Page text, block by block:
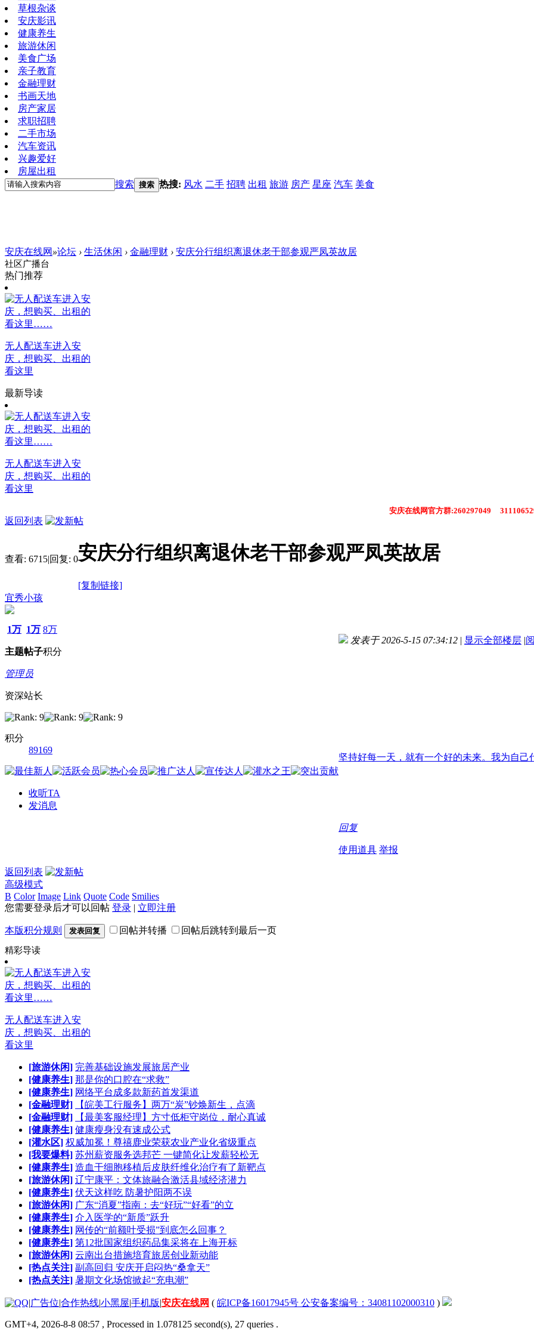
草根杂谈
安庆影讯
健康养生
旅游休闲
美食广场
亲子教育
金融理财
书画天地
房产家居
求职招聘
二手市场
汽车资讯
兴趣爱好
房屋出租
搜索 搜索 热搜: 风水 二手 招聘 出租 旅游 房产 星座 汽车 美食
安庆在线网 »论坛 › 生活休闲 › 金融理财 › 安庆分行组织离退休老干部参观严凤英故居
社区广播台
热门推荐
无人配送车进入安
庆，想购买、出租的
看这里
最新导读
无人配送车进入安
庆，想购买、出租的
看这里
安庆在线网官方群:260297049 311106529
返回列表
查看: 6715|回复: 0安庆分行组织离退休老干部参观严凤英故居
[复制链接]
宜秀小孩
1万
主题
1万
帖子
8万
积分
管理员
资深站长
积分
89169
收听TA
发消息
发表于 2026-5-15 07:34:12 | 显示全部楼层 |
坚持好每一天，就有一个好的未来。我为自己
回复
使用道具 举报
返回列表
高级模式
B Color Image Link Quote Code Smilies
您需要登录后才可以回帖 登录 | 立即注册
本版积分规则 发表回复 回帖并转播 回帖后跳转到最后一页
精彩导读
无人配送车进入安
庆，想购买、出租的
看这里
[旅游休闲] 完善基础设施发展旅居产业
[健康养生] 那是你的口腔在“求救”
[健康养生] 网络平台成多款新药首发渠道
[金融理财]
【皖美工行服务】两万“炭”钞焕新生，点滴
[金融理财]
【最美客服经理】方寸低柜守岗位，耐心真诚
[健康养生] 健康瘦身没有速成公式
[灌水区] 权威加冕！尊禧鹿业荣获农业产业化省级重点
[我要爆料] 苏州薪资服务选邦芒 一键简化让发薪轻松无
[健康养生] 造血干细胞移植后皮肤纤维化治疗有了新靶点
[旅游休闲] 辽宁康平：文体旅融合激活县域经济潜力
[健康养生] 伏天这样吃 防暑护阳两不误
[旅游休闲] 广东“消夏”指南：去“好玩”“好看”的立
[健康养生] 介入医学的“新质”跃升
[健康养生] 网传的“前额叶受损”到底怎么回事？
[健康养生] 第12批国家组织药品集采将在上海开标
[旅游休闲] 云南出台措施培育旅居创业新动能
[热点关注] 副高回归 安庆开启闷热“桑拿天”
[热点关注] 暑期文化场馆掀起“充电潮”
|广告位|合作热线|小黑屋|手机版|安庆在线网 ( 皖ICP备16017945号 公安备案编号：34081102000310 )
GMT+4, 2026-8-8 08:57 , Processed in 1.078125 second(s), 27 queries .